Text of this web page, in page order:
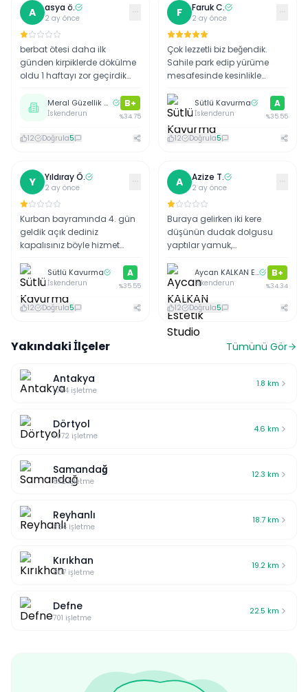
A asya ö.
2 ay önce ···
berbat ötesi daha ilk
günden kirpiklerde dökülme
oldu 1 haftayı zor geçirdik
malzemelerinizde rezalet
aldığınız paranın hakkını
Meral Güzellik Merkezi
İskenderun
B+
%34.75
12 Doğrula5
F FarukC.
2 ay önce ···
Çok lezzetli biz beğendik.
Sahile park edip yürüme
mesafesinde kesinlikle
Sütlü Kavurma
İskenderun
A
%35.55
12 Doğrula5
Y YıldırayÖ.
2 ay önce ···
Kurban bayramında 4. gün
geldik açık dediniz
kapalısınız böyle hizmet
Sütlü Kavurma
İskenderun
A
%35.55
12 Doğrula5
A Azize T.
2 ay önce ···
Buraya gelirken iki kere
düşünün dudak dolgusu
yaptılar yamuk,
Aycan KALKAN Estetik Studio
İskenderun
B+
%34.34
12 Doğrula5
Yakındaki İlçeler Tümünü Gör
Antakya
1.754 işletme
1.8 km
Dörtyol
1.072 işletme
4.6 km
Samandağ
872işletme
12.3 km
Reyhanlı
854 işletme
18.7km
Kırıkhan
807 işletme
19.2km
Defne
701 işletme
22.5 km